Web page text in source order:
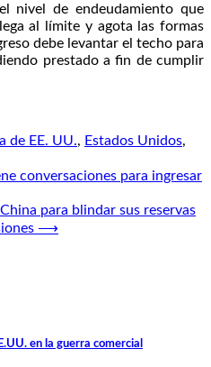
nivel de endeudamiento que
al límite y agota las formas
debe levantar el techo para
prestado a fin de cumplir
de EE. UU., Estados Unidos,
conversaciones para ingresar
para blindar sus reservas
⟶
en la guerra comercial